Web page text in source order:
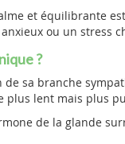
et équilibrante
ou un stress
?
de sa branche
plus lent mais plus
de la glande